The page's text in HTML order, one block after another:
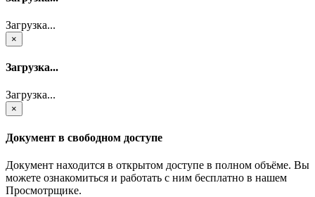
Загрузка...
×
Загрузка...
Загрузка...
×
Документ в свободном доступе
Документ находится в открытом доступе в полном объёме. Вы
можете ознакомиться и работать с ним бесплатно в нашем
Просмотрщике.